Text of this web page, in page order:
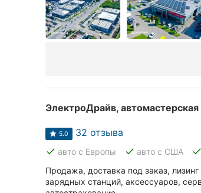
ЭлектроДрайв, автомастерская
5.0 32 отзыва
done авто с Европы done авто с США done
Продажа, доставка под заказ,
зарядных станций, аксессуаров,